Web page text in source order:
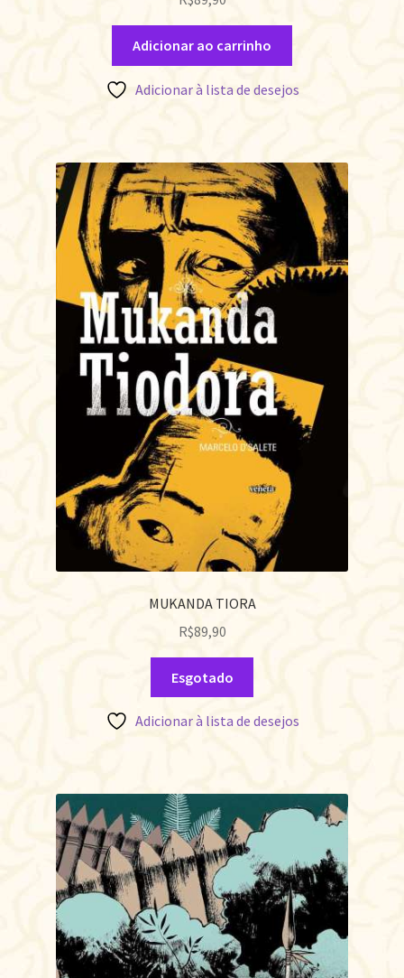
Adicionar ao carrinho
Adicionar à lista de desejos
MUKANDA TIORA
R$89,90
Esgotado
Adicionar à lista de desejos